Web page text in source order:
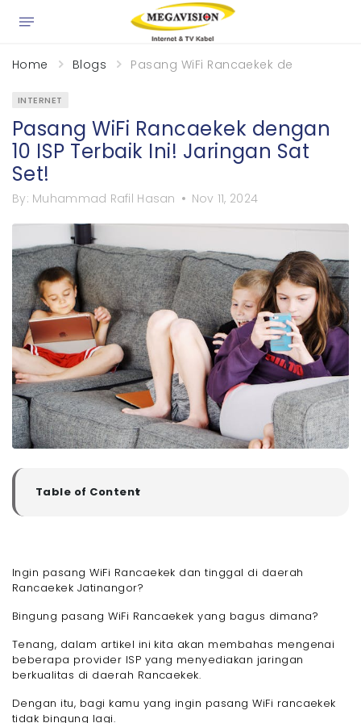
Home Blogs Pasang WiFi Rancaekek dengan 10
INTERNET
Pasang WiFi Rancaekek dengan
10 ISP Terbaik Ini! Jaringan Sat
Set!
By: Muhammad Rafil Hasan Nov 11, 2024
Table of Content
▼
- 2. IndiHome
- 3. MyRepublic
- 4. Iconnet
- 6. Jujung.id
- 7. Oxygen.id
- 9. Jets Internet
Ingin pasang WiFi Rancaekek dan tinggal di daerah
Rancaekek Jatinangor?
Bingung pasang WiFi Rancaekek yang bagus dimana?
Tenang, dalam artikel ini kita akan membahas mengenai
beberapa provider ISP yang menyediakan jaringan
berkualitas di daerah Rancaekek.
Dengan itu, bagi kamu yang ingin pasang WiFi rancaekek
tidak bingung lagi.